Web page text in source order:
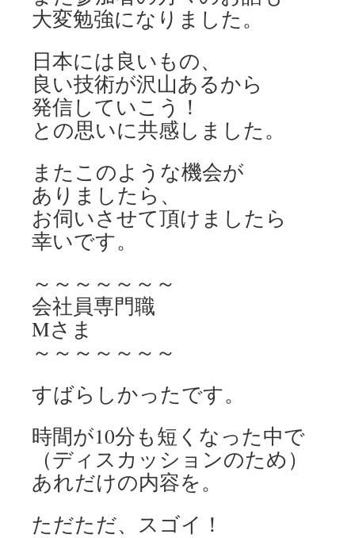
大変勉強になりました。
日本には良いもの、
良い技術が沢山あるから
発信していこう！
との思いに共感しました。
またこのような機会が
ありましたら、
お伺いさせて頂けましたら
幸いです。
～～～～～～～
会社員専門職
Mさま
～～～～～～～
すばらしかったです。
時間が10分も短くなった中で
（ディスカッションのため）
あれだけの内容を。
ただただ、スゴイ！